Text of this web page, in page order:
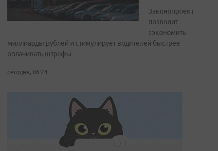
Законопроект
позволит
сэкономить
миллиарды рублей и стимулирует водителей быстрее
оплачивать штрафы
сегодня, 06:24